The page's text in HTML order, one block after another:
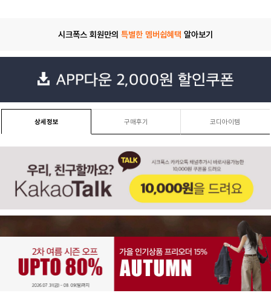
시크폭스 회원만의 특별한 멤버쉽혜택 알아보기
상세정보 구매후기 코디아이템